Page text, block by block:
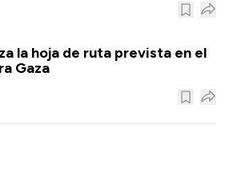
la hoja de ruta prevista en el
Gaza